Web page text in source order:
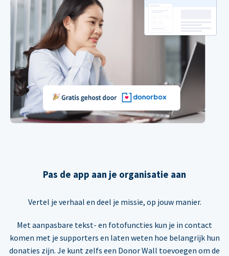
Pas de app aan je organisatie aan
Vertel je verhaal en deel je missie, op jouw manier.
Met aanpasbare tekst- en fotofuncties kun je in contact
komen met je supporters en laten weten hoe belangrijk hun
donaties zijn. Je kunt zelfs een Donor Wall toevoegen om de